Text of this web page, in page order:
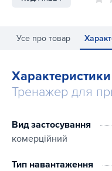
Усе про товар
Характеристики
Тренажер для
Вид застосування
комерційний
Тип навантаження